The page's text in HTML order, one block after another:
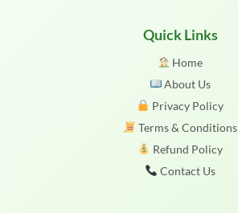
Quick Links
Home
About Us
Privacy Policy
Terms & Conditions
Refund Policy
Contact Us